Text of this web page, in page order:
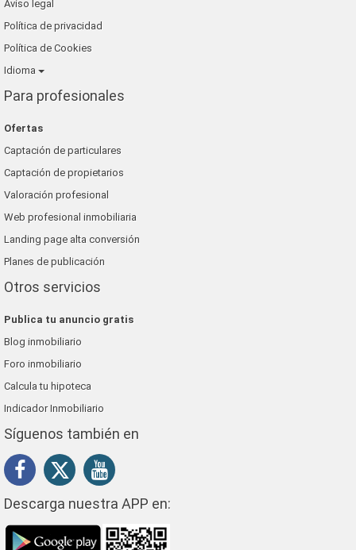
Aviso legal
Política de privacidad
Política de Cookies
Idioma
Para profesionales
Ofertas
Captación de particulares
Captación de propietarios
Valoración profesional
Web profesional inmobiliaria
Landing page alta conversión
Planes de publicación
Otros servicios
Publica tu anuncio gratis
Blog inmobiliario
Foro inmobiliario
Calcula tu hipoteca
Indicador Inmobiliario
Síguenos también en
Descarga nuestra APP en: